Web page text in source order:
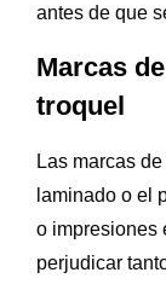
antes de que
Marcas
troquel
Las marcas
laminado o el
o impresiones
perjudicar